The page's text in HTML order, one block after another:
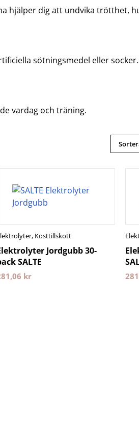
hjälper dig att undvika trötthet,
sötningsmedel eller socker.
vardag och träning.
, Kosttillskott
Jordgubb 30-
SALTE
kr